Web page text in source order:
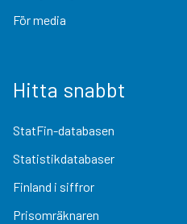
För media
Hitta snabbt
StatFin-databasen
Statistikdatabaser
Finland i siffror
Prisomräknaren